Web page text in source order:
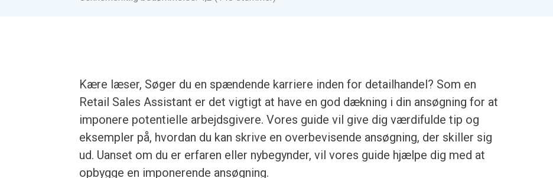
Kære læser, Søger du en spændende karriere inden for detailhandel? Som en
Retail Sales Assistant er det vigtigt at have en god dækning i din ansøgning for at
imponere potentielle arbejdsgivere. Vores guide vil give dig værdifulde tip og
eksempler på, hvordan du kan skrive en overbevisende ansøgning, der skiller sig
ud. Uanset om du er erfaren eller nybegynder, vil vores guide hjælpe dig med at
opbygge en imponerende ansøgning.